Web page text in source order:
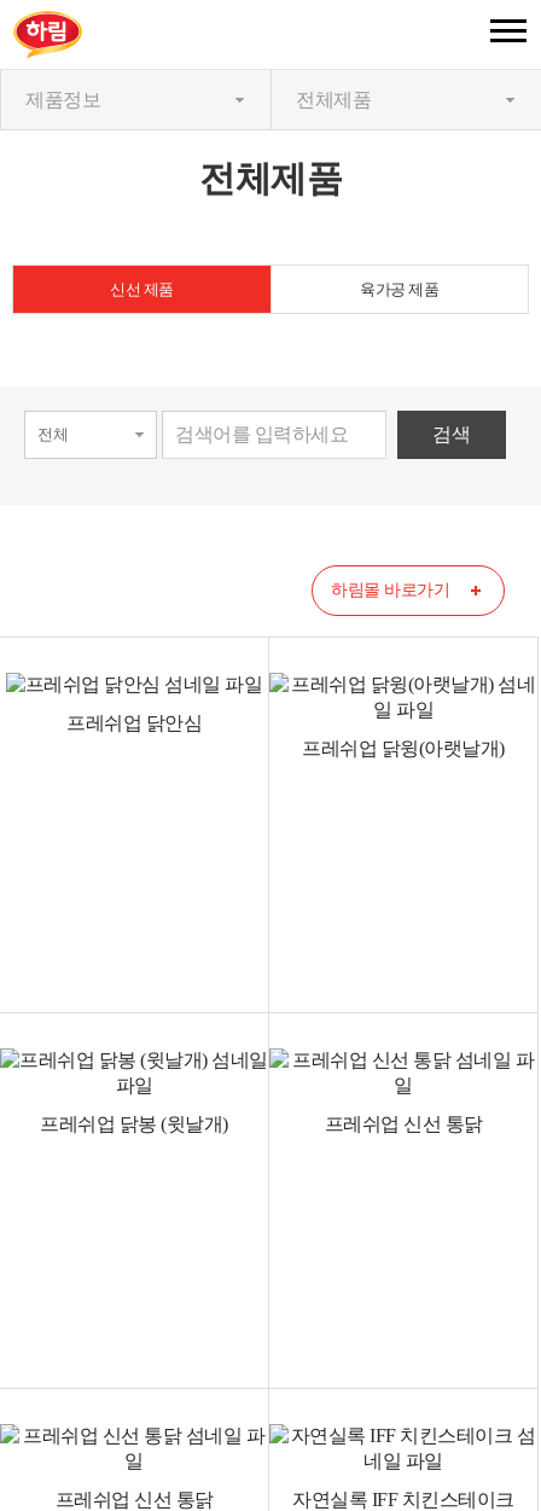
제품정보 전체제품
전체제품
신선 제품 육가공 제품
하림몰 바로가기
프레쉬업 닭안심
프레쉬업 닭윙(아랫날개)
프레쉬업 닭봉 (윗날개) 프레쉬업 신선 통닭
프레쉬업 신선 통닭 자연실록 IFF 치킨스테이크